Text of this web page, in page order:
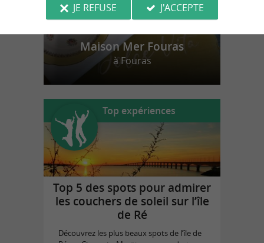
Maison Mer Fouras
à Fouras
Top expériences
Top 5 des spots pour admirer
les couchers de soleil sur l’île
de Ré
Découvrez les plus beaux spots de l’île de
JE REFUSE
J'ACCEPTE